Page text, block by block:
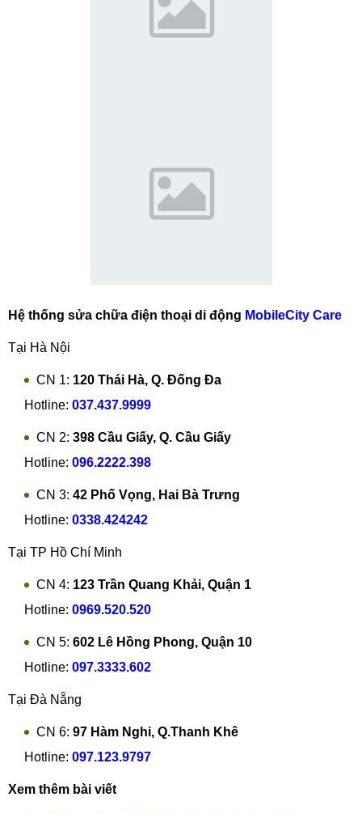
Hệ thống sửa chữa điện thoại di động MobileCity Care
Tại Hà Nội
CN 1: 120 Thái Hà, Q. Đống Đa
Hotline: 037.437.9999
CN 2: 398 Cầu Giấy, Q. Cầu Giấy
Hotline: 096.2222.398
CN 3: 42 Phố Vọng, Hai Bà Trưng
Hotline: 0338.424242
Tại TP Hồ Chí Minh
CN 4: 123 Trần Quang Khải, Quận 1
Hotline: 0969.520.520
CN 5: 602 Lê Hồng Phong, Quận 10
Hotline: 097.3333.602
Tại Đà Nẵng
CN 6: 97 Hàm Nghi, Q.Thanh Khê
Hotline: 097.123.9797
Xem thêm bài viết